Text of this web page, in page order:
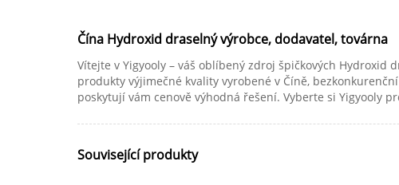
Čína Hydroxid draselný výrobce, dodavatel, továrna
Vítejte v Yigyooly – váš oblíbený zdroj špičkových
produkty výjimečné kvality vyrobené v Číně,
poskytují vám cenově výhodná řešení. Vyberte si Yigyooly
Související produkty